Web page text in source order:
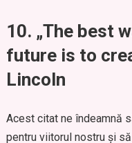
10. „The best
future is to
Lincoln
Acest citat ne îndeamnă
pentru viitorul nostru și